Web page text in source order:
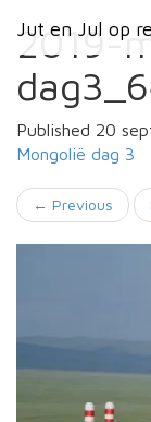
Jut en Jul op
Primary
Menu
Jut en Jul op
2019-
Published 20
Mongolië dag 3
← Previous